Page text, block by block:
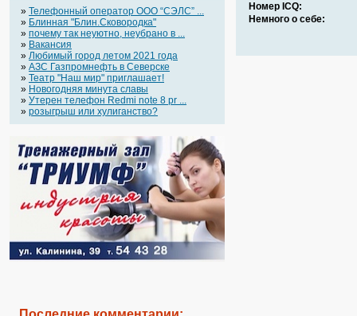
» Телефонный оператор OOO “СЭЛС” ...
» Блинная "Блин.Сковородка"
» почему так неуютно, неубрано в ...
» Вакансия
» Любимый город летом 2021 года
» АЗС Газпромнефть в Северске
» Театр "Наш мир" приглашает!
» Новогодняя минута славы
» Утерен телефон Redmi note 8 pr ...
» розыгрыш или хулиганство?
Номер ICQ:
Немного о себе: